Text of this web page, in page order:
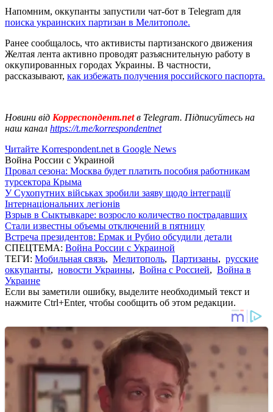
Напомним, оккупанты запустили чат-бот в Telegram для
поиска украинских партизан в Мелитополе.
Ранее сообщалось, что активисты партизанского движения
Желтая лента активно проводят разъяснительную работу в
оккупированных городах Украины. В частности,
рассказывают, как избежать получения российского паспорта.
Новини від Корреспондент.netв Telegram. Підписуйтесь на
наш канал https://t.me/korrespondentnet
Читайте Korrespondent.net в Google News
Война России с Украиной
Провал сезона: Москва будет платить пособия работникам
турсектора Крыма
У Сухопутних військах зробили заяву щодо інтеграції
Інтернаціональних легіонів
Взрыв в Сыктывкаре: возросло количество пострадавших
Стали известны объемы отключений в пятницу
Встреча президентов: Ермак и Рубио обсудили детали
СПЕЦТЕМА: Война России с Украиной
ТЕГИ: Мобильная связь, Мелитополь, Партизаны, русские
оккупанты, новости Украины, Война с Россией, Война в
Украине
Если вы заметили ошибку, выделите необходимый текст и
нажмите Ctrl+Enter, чтобы сообщить об этом редакции.